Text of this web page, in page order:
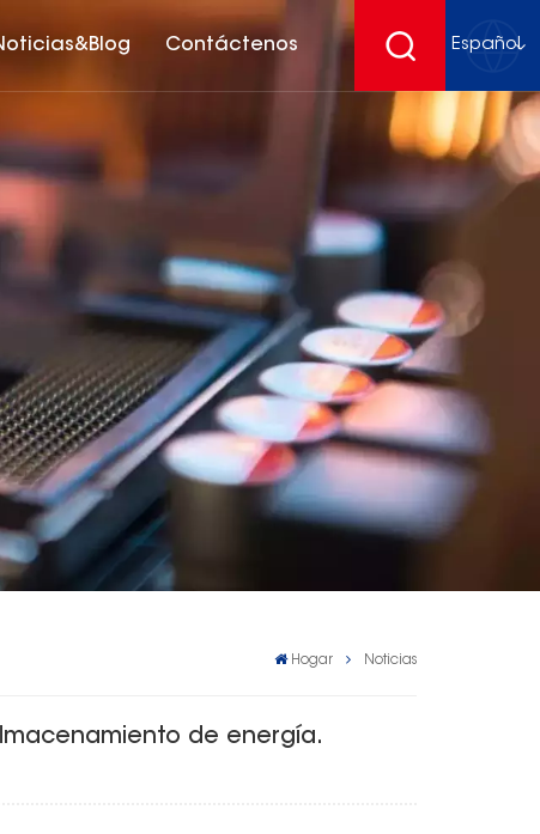
Contáctenos Español
English
Deutsch
español
русский
Hogar Noticias
de energía.